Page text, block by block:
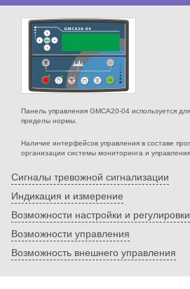
Панель управления GMCA20-04 используется
пределы нормы.
Наличие интерфейсов управления в составе
организации системы мониторинга и
Сигналы тревожной сигнализации
Индикация и измерение
Возможности настройки и регулировки
Возможности управления
Возможность внешнего управления